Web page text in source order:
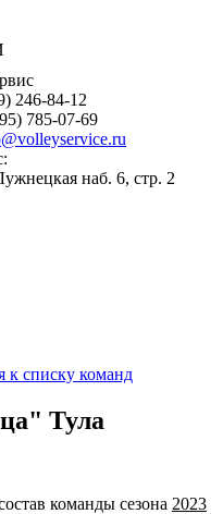
246-84-12
785-07-69
наб. 6, стр. 2
к списку команд
Тула
команды сезона 2023